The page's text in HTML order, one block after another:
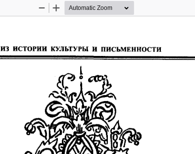
Zoom
Zoom
87  ИЗ ИСТОРИИ КУЛЬТУРЫ И ПИСЬМЕННОСТИ